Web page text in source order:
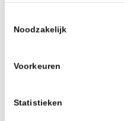
Noodzakelijk
Voorkeuren
Statistieken